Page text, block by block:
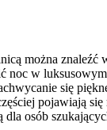
można
w
się
pojawiają
osób